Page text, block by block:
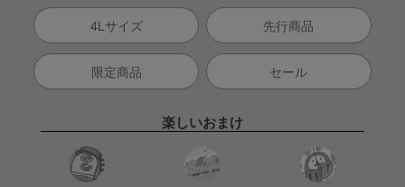
4Lサイズ 先行商品
限定商品 セール
楽しいおまけ